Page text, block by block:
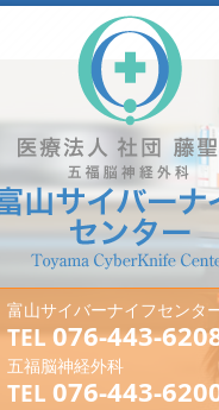
富山サイバーナイフセンタ
TEL076-443-
五福脳神経外科
TEL 076-443-